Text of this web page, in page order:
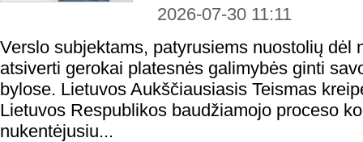
2026-07-30 11:11
Verslo subjektams, patyrusiems nuostolių dėl
atsiverti gerokai platesnės galimybės ginti
bylose. Lietuvos Aukščiausiasis Teismas
Lietuvos Respublikos baudžiamojo proceso
nukentėjusiu...